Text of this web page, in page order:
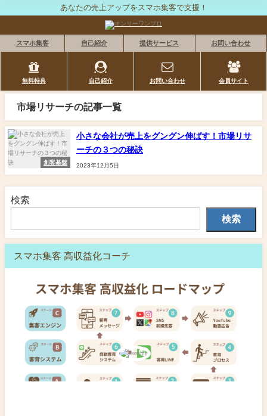
あなたの売上アップをスマホ集客で支援！
スマホ集客 自己紹介 提供サービス お問い合わせ
無料特典 自己紹介 お問い合わせ 会員サイト
市場リサーチの記事一覧
創客基盤
小さな会社が売上をグングン伸ばす！市場リサ
ーチの３つの秘訣
2023年12月5日
検索
検索
スマホ集客 高収益化コーチ